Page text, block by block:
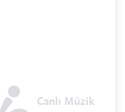
Canlı Müzik